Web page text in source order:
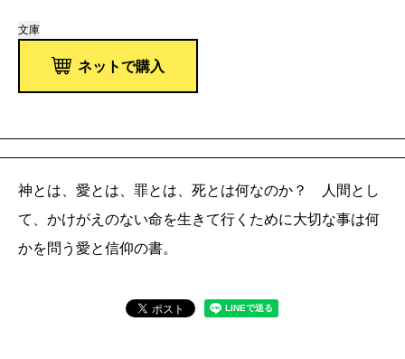
文庫
ネットで購入
神とは、愛とは、罪とは、死とは何なのか？ 人間とし
て、かけがえのない命を生きて行くために大切な事は何
かを問う愛と信仰の書。